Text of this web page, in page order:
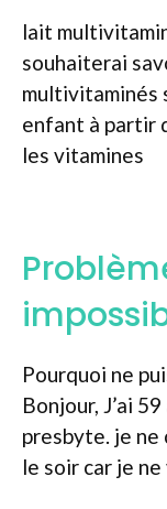
lait
souhaiterai
multivitaminés
enfant à partir
les vitamines
Pourquoi ne
Bonjour, J’ai
presbyte. je ne
le soir car je